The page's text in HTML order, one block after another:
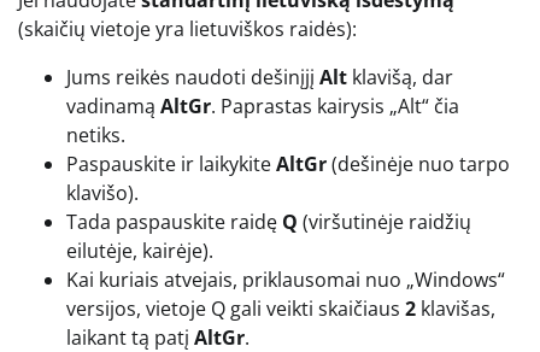
(skaičių vietoje yra lietuviškos raidės):
Jums reikės naudoti dešinįjį Alt klavišą, dar
vadinamą AltGr. Paprastas kairysis „Alt“ čia
netiks.
Paspauskite ir laikykiteAltGr(dešinėje nuo tarpo
klavišo).
Tada paspauskite raidę Q (viršutinėje raidžių
eilutėje, kairėje).
Kai kuriais atvejais, priklausomai nuo „Windows“
versijos, vietoje Q gali veikti skaičiaus 2 klavišas,
laikant tą patį AltGr.